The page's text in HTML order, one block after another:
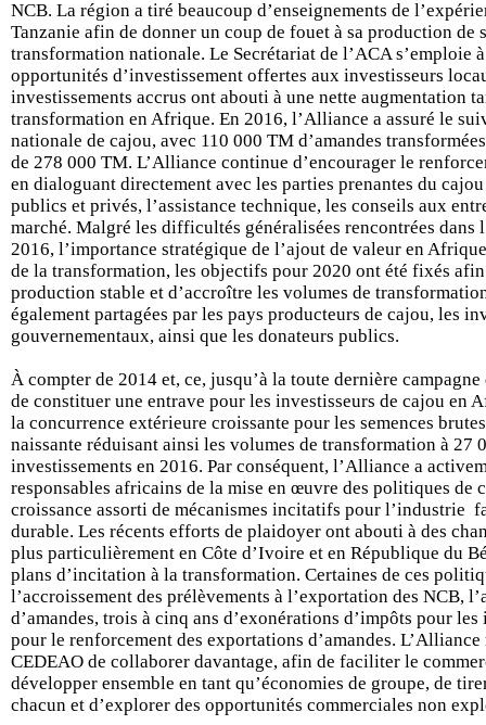
NCB. La région a tiré beaucoup d’enseignements de
Tanzanie afin de donner un coup de fouet à sa production de
transformation nationale. Le Secrétariat de l’ACA s’emploie
opportunités d’investissement offertes aux investisseurs
investissements accrus ont abouti à une nette augmentation
transformation en Afrique. En 2016, l’Alliance a assuré le
nationale de cajou, avec 110 000 TM d’amandes
de 278 000 TM. L’Alliance continue d’encourager le
en dialoguant directement avec les parties prenantes du
publics et privés, l’assistance technique, les conseils aux
marché. Malgré les difficultés généralisées rencontrées dans
2016, l’importance stratégique de l’ajout de valeur en
de la transformation, les objectifs pour 2020 ont été fixés
production stable et d’accroître les volumes de
également partagées par les pays producteurs de cajou, les
gouvernementaux, ainsi que les donateurs publics.
À compter de 2014 et, ce, jusqu’à la toute dernière
de constituer une entrave pour les investisseurs de cajou en
la concurrence extérieure croissante pour les semences
naissante réduisant ainsi les volumes de transformation à 27
investissements en 2016. Par conséquent, l’Alliance a
responsables africains de la mise en œuvre des politiques de
croissance assorti de mécanismes incitatifs pour l’industrie
durable. Les récents efforts de plaidoyer ont abouti à des
plus particulièrement en Côte d’Ivoire et en République du
plans d’incitation à la transformation. Certaines de ces
l’accroissement des prélèvements à l’exportation des NCB,
d’amandes, trois à cinq ans d’exonérations d’impôts pour
pour le renforcement des exportations d’amandes.
CEDEAO de collaborer davantage, afin de faciliter le
développer ensemble en tant qu’économies de groupe, de
chacun et d’explorer des opportunités commerciales non